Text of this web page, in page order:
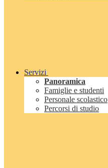
Servizi
Panoramica
Famiglie e studenti
Personale scolastico
Percorsi di studio